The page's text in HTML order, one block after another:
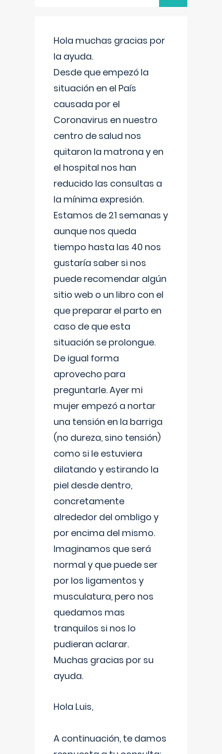
Hola muchas gracias por
la ayuda.
Desde que empezó la
situación en el País
causada por el
Coronavirus en nuestro
centro de salud nos
quitaron la matrona y en
el hospital nos han
reducido las consultas a
la mínima expresión.
Estamos de 21 semanas y
aunque nos queda
tiempo hasta las 40 nos
gustaría saber si nos
puede recomendar algún
sitio web o un libro con el
que preparar el parto en
caso de que esta
situación se prolongue.
De igual forma
aprovecho para
preguntarle. Ayer mi
mujer empezó a nortar
una tensión en la barriga
(no dureza, sino tensión)
como si le estuviera
dilatando y estirando la
piel desde dentro,
concretamente
alrededor del ombligo y
por encima del mismo.
Imaginamos que será
normal y que puede ser
por los ligamentos y
musculatura, pero nos
quedamos mas
tranquilos si nos lo
pudieran aclarar.
Muchas gracias por su
ayuda.
Hola Luis,
A continuación, te damos